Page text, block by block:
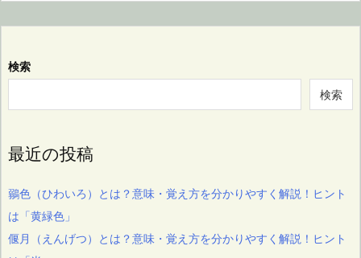
検索
検索
最近の投稿
鶸色（ひわいろ）とは？意味・覚え方を分かりやすく解説！ヒント
は「黄緑色」
偃月（えんげつ）とは？意味・覚え方を分かりやすく解説！ヒント